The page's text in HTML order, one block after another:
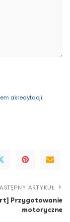
akredytacji.
ARTYKUŁ
Przygotowanie
motoryczne